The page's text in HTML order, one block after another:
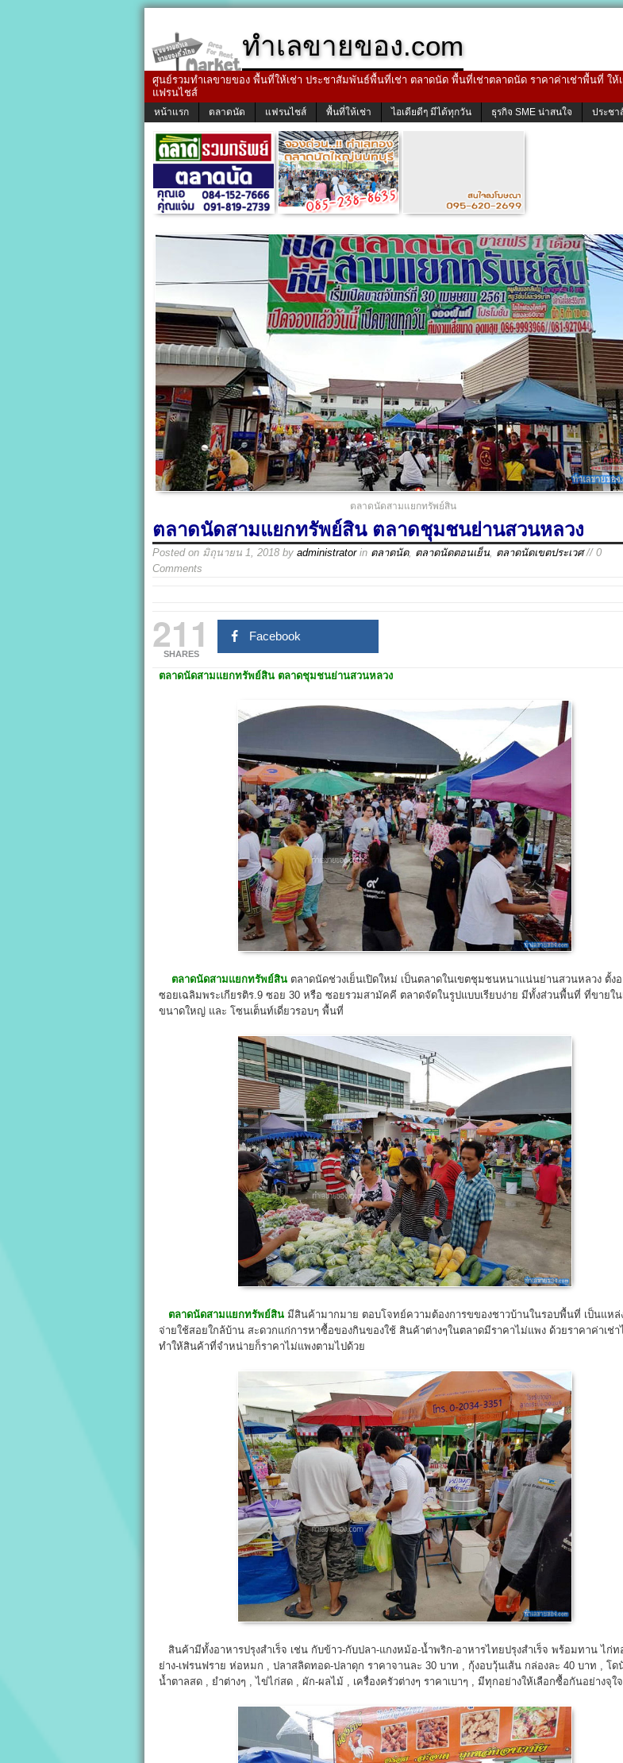
ทำเลขายของ.com
ศูนย์รวมทำเลขายของ พื้นที่ให้เช่า ประชาสัมพันธ์พื้นที่เช่า ตลาดนัด พื้นที่เช่าตลาดนัด ราคาค่าเช่าพื้นที่ ใ
แฟรนไชส์
หน้าแรก ตลาดนัด แฟรนไชส์ พื้นที่ให้เช่า ไอเดียดีๆ มีได้ทุกวัน ธุรกิจ SME น่าสนใจ ประช
ตลาดนัดสามแยกทรัพย์สิน
ตลาดนัดสามแยกทรัพย์สิน ตลาดชุมชนย่านสวนหลวง
Posted on มิถุนายน 1, 2018 by administratorin ตลาดนัด, ตลาดนัดตอนเย็น ตลาดนัดเขตประเวศ// 0
Comments
211
SHARES
Facebook
ตลาดนัดสามแยกทรัพย์สิน ตลาดชุมชนย่านสวนหลวง
ตลาดนัดสามแยกทรัพย์สิน ตลาดนัดช่วงเย็นเปิดใหม่ เป็นตลาดในเขตชุมชนหนาแน่นย่านสวนหลวง ตั้ง
ซอยเฉลิมพระเกียรติร.9 ซอย 30 หรือ ซอยรวมสามัคคี ตลาดจัดในรูปแบบเรียบง่าย มีทั้งส่วนพื้นที่ ที่ขายใน
ขนาดใหญ่ และ โซนเต็นท์เดี่ยวรอบๆ พื้นที่
ตลาดนัดสามแยกทรัพย์สิน มีสินค้ามากมาย ตอบโจทย์ความต้องการขของชาวบ้านในรอบพื้นที่ เป็นแหล่
จ่ายใช้สอยใกล้บ้าน สะดวกแก่การหาซื้อของกินของใช้ สินค้าต่างๆในตลาดมีราคาไม่แพง ด้วยราคาค่าเช่า
ทำให้สินค้าที่จำหน่ายก็ราคาไม่แพงตามไปด้วย
สินค้ามีทั้งอาหารปรุงสำเร็จ เช่น กับข้าว-กับปลา-แกงหม้อ-น้ำพริก-อาหารไทยปรุงสำเร็จ พร้อมทาน ไก่ท
ย่าง-เฟรนฟราย ห่อหมก , ปลาสลิดทอด-ปลาดุก ราคาจานละ 30 บาท , กุ้งอบวุ้นเส้น กล่องละ 40 บาท , โดนั
น้ำตาลสด , ยำต่างๆ , ไข่ไก่สด , ผัก-ผลไม้ , เครื่องครัวต่างๆ ราคาเบาๆ , มีทุกอย่างให้เลือกซื้อกันอย่างจุใจ